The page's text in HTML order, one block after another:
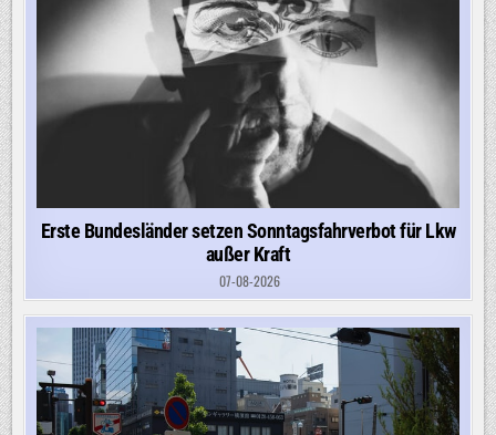
Erste Bundesländer setzen Sonntagsfahrverbot für Lkw
außer Kraft
07-08-2026